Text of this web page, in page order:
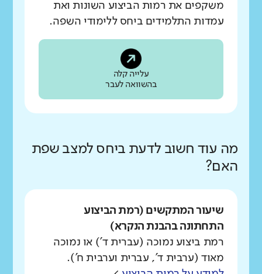
משקפים את רמות הביצוע השונות ואת
עמדות התלמידים ביחס ללימודי השפה.
עלייה קלה
בהשוואה לעבר
מה עוד חשוב לדעת ביחס למצב שפת
האם?
שיעור המתקשים (רמת הביצוע
התחתונה בהבנת הנקרא)
רמת ביצוע נמוכה (עברית ד') או נמוכה
מאוד (ערבית ד', עברית וערבית ח').